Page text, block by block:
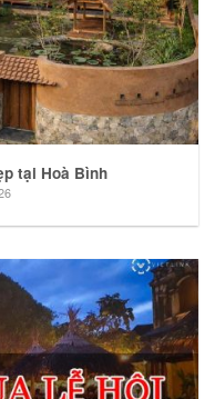
tại Hoà Bình